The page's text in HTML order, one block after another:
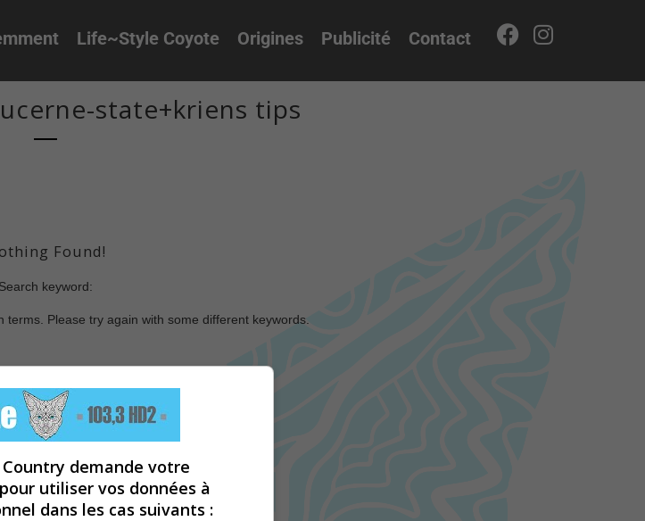
Life~Style Coyote Origines Publicité Contact
state+kriens tips
Found!
Search keyword:
terms. Please try again with some different keywords.
demande votre
utiliser vos données à
dans les cas suivants :